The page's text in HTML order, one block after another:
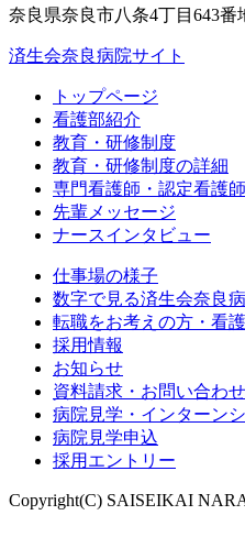
奈良県奈良市八条4丁目643番
済生会奈良病院サイト
トップページ
看護部紹介
教育・研修制度
教育・研修制度の詳細
専門看護師・認定看護師
先輩メッセージ
ナースインタビュー
仕事場の様子
数字で見る済生会奈良
転職をお考えの方・看
採用情報
お知らせ
資料請求・お問い合わせ
病院見学・インターン
病院見学申込
採用エントリー
Copyright(C) SAISEIKAI